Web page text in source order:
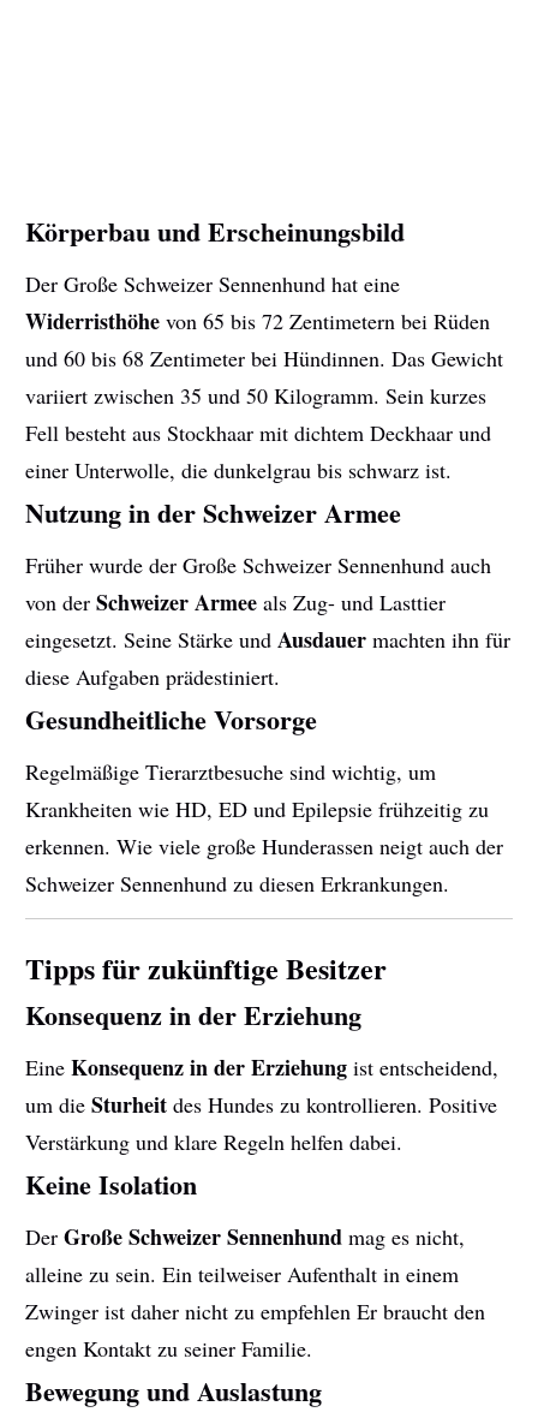
Körperbau und Erscheinungsbild
Der Große Schweizer Sennenhund hat eine
Widerristhöhe von 65 bis 72 Zentimetern bei Rüden
und 60 bis 68 Zentimeter bei Hündinnen. Das Gewicht
variiert zwischen 35 und 50 Kilogramm. Sein kurzes
Fell besteht aus Stockhaar mit dichtem Deckhaar und
einer Unterwolle, die dunkelgrau bis schwarz ist.
Nutzung in der Schweizer Armee
Früher wurde der Große Schweizer Sennenhund auch
von der Schweizer Armee als Zug- und Lasttier
eingesetzt. Seine Stärke und Ausdauer machten ihn für
diese Aufgaben prädestiniert.
Gesundheitliche Vorsorge
Regelmäßige Tierarztbesuche sind wichtig, um
Krankheiten wie HD, ED und Epilepsie frühzeitig zu
erkennen. Wie viele große Hunderassen neigt auch der
Schweizer Sennenhund zu diesen Erkrankungen.
Tipps für zukünftige Besitzer
Konsequenz in der Erziehung
Eine Konsequenz in der Erziehung ist entscheidend,
um die Sturheit des Hundes zu kontrollieren. Positive
Verstärkung und klare Regeln helfen dabei.
Keine Isolation
Der Große Schweizer Sennenhund mag es nicht,
alleine zu sein. Ein teilweiser Aufenthalt in einem
Zwinger ist daher nicht zu empfehlen Er braucht den
engen Kontakt zu seiner Familie.
Bewegung und Auslastung